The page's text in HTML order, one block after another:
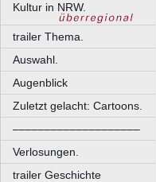
Kultur in NRW.
trailer Thema.
Auswahl.
Augenblick
Zuletzt gelacht: Cartoons.
––––––––––––––––––––
Verlosungen.
trailer Geschichte